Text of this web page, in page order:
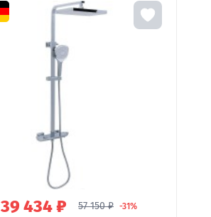
39 434 ₽ 57 150 ₽ -31%